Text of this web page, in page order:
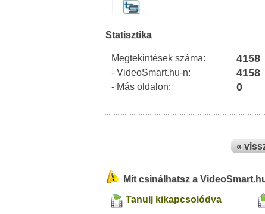
Statisztika
Megtekintések száma: 4158
- VideoSmart.hu-n: 4158
- Más oldalon: 0
«
Mit csinálhatsz a
Tanulj kikapcsolódva